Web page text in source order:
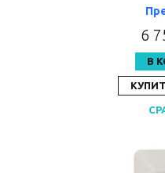
6
В